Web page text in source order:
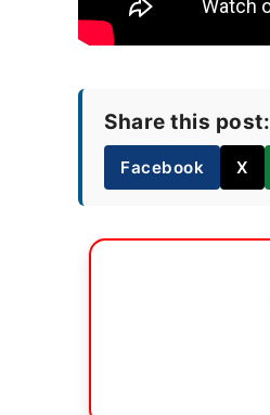
Share this post:
Facebook X